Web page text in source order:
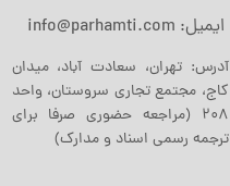
ایمیل: info@parhamti.com
آدرس: تهران، سعادت آباد، میدان
کاج، مجتمع تجاری سروستان، واحد
208 (مراجعه حضوری صرفا برای
ترجمه رسمی اسناد و مدارک)